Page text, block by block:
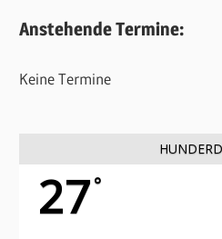
Anstehende Termine:
Keine Termine
27°